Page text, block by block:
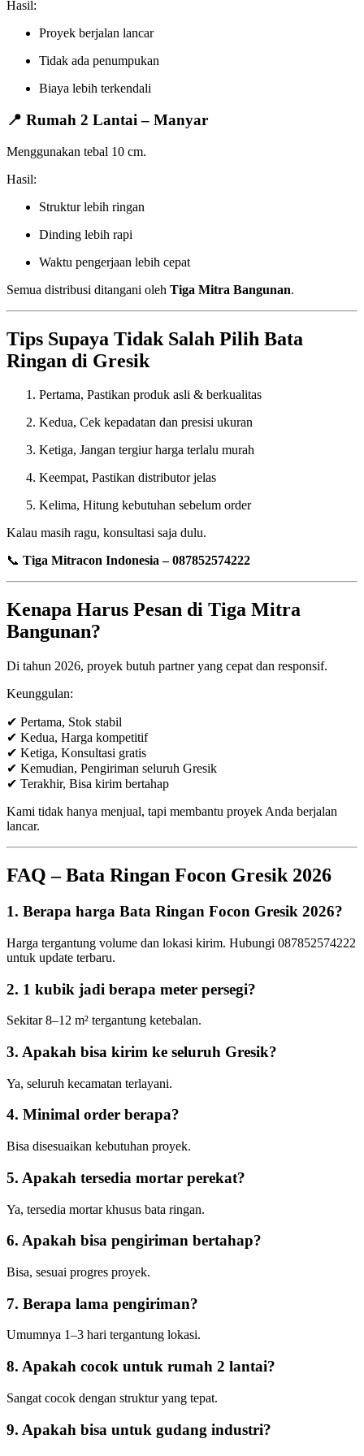
Hasil:
Proyek berjalan lancar
Tidak ada penumpukan
Biaya lebih terkendali
📍 Rumah 2 Lantai – Manyar
Menggunakan tebal 10 cm.
Hasil:
Struktur lebih ringan
Dinding lebih rapi
Waktu pengerjaan lebih cepat
Semua distribusi ditangani oleh Tiga Mitra Bangunan.
Tips Supaya Tidak Salah Pilih Bata
Ringan di Gresik
Pertama, Pastikan produk asli & berkualitas
Kedua, Cek kepadatan dan presisi ukuran
Ketiga, Jangan tergiur harga terlalu murah
Keempat, Pastikan distributor jelas
Kelima, Hitung kebutuhan sebelum order
Kalau masih ragu, konsultasi saja dulu.
📞 Tiga Mitracon Indonesia – 087852574222
Kenapa Harus Pesan di Tiga Mitra
Bangunan?
Di tahun 2026, proyek butuh partner yang cepat dan responsif.
Keunggulan:
✔ Pertama, Stok stabil
✔ Kedua, Harga kompetitif
✔ Ketiga, Konsultasi gratis
✔ Kemudian, Pengiriman seluruh Gresik
✔ Terakhir, Bisa kirim bertahap
Kami tidak hanya menjual, tapi membantu proyek Anda berjalan
lancar.
FAQ – Bata Ringan Focon Gresik 2026
1. Berapa harga Bata Ringan Focon Gresik 2026?
Harga tergantung volume dan lokasi kirim. Hubungi 087852574222
untuk update terbaru.
2. 1 kubik jadi berapa meter persegi?
Sekitar 8–12 m² tergantung ketebalan.
3. Apakah bisa kirim ke seluruh Gresik?
Ya, seluruh kecamatan terlayani.
4. Minimal order berapa?
Bisa disesuaikan kebutuhan proyek.
5. Apakah tersedia mortar perekat?
Ya, tersedia mortar khusus bata ringan.
6. Apakah bisa pengiriman bertahap?
Bisa, sesuai progres proyek.
7. Berapa lama pengiriman?
Umumnya 1–3 hari tergantung lokasi.
8. Apakah cocok untuk rumah 2 lantai?
Sangat cocok dengan struktur yang tepat.
9. Apakah bisa untuk gudang industri?